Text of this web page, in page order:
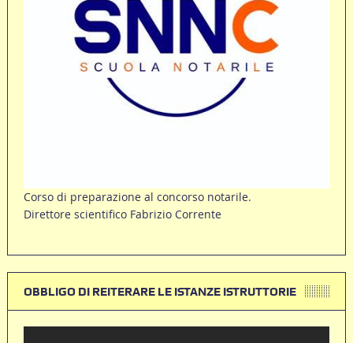
Corso di preparazione al concorso notarile.
Direttore scientifico Fabrizio Corrente
OBBLIGO DI REITERARE LE ISTANZE ISTRUTTORIE